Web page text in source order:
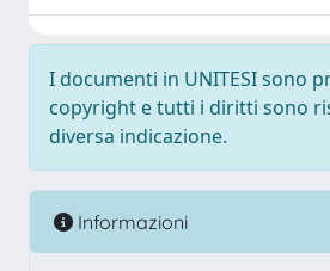
I documenti in UNITESI sono
copyright e tutti i diritti sono
diversa indicazione.
Informazioni